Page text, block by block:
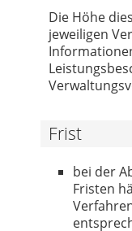
Die Höhe
jeweiligen
Frist
bei der
Fristen